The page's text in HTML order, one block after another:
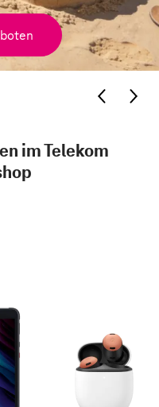
im Telekom